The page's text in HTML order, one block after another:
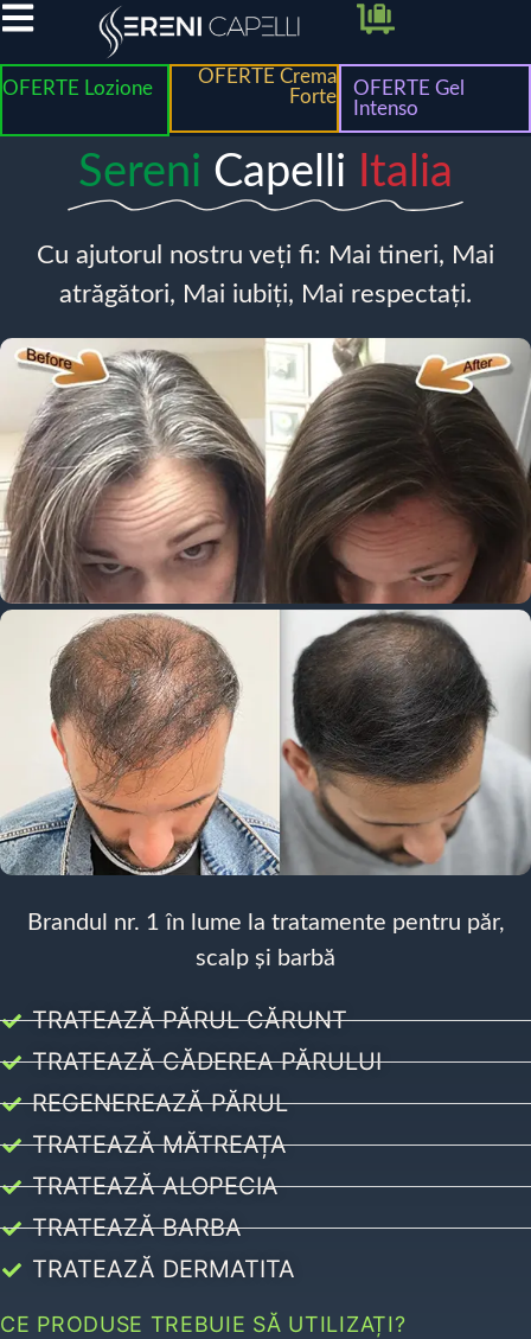
OFERTE Lozione
OFERTE Crema
Forte
OFERTE Gel
Intenso
Sereni Capelli Italia
Cu ajutorul nostru veți fi: Mai tineri, Mai
atrăgători, Mai iubiți, Mai respectați.
Brandul nr. 1 în lume la tratamente pentru păr,
scalp și barbă
TRATEAZĂ PĂRUL CĂRUNT
TRATEAZĂ CĂDEREA PĂRULUI
REGENEREAZĂ PĂRUL
TRATEAZĂ MĂTREAȚA
TRATEAZĂ ALOPECIA
TRATEAZĂ BARBA
TRATEAZĂ DERMATITA
CE PRODUSE TREBUIE SĂ UTILIZAȚI?